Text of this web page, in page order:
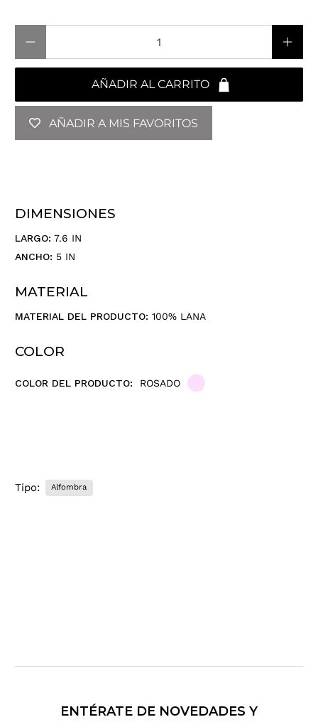
AÑADIR AL CARRITO
AÑADIR A MIS FAVORITOS
DIMENSIONES
LARGO: 7.6 IN
ANCHO: 5 IN
MATERIAL
MATERIAL DEL PRODUCTO: 100% LANA
COLOR
COLOR DEL PRODUCTO: ROSADO
Tipo: Alfombra
ENTÉRATE DE NOVEDADES Y